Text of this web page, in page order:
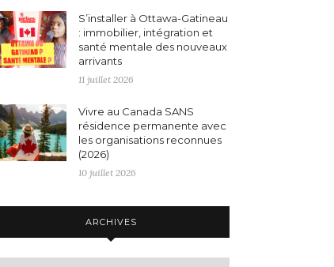
S’installer à Ottawa-Gatineau
: immobilier, intégration et
santé mentale des nouveaux
arrivants
11 juillet 2026
Vivre au Canada SANS
résidence permanente avec
les organisations reconnues
(2026)
10 juillet 2026
ARCHIVES